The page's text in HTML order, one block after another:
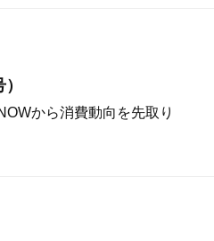
から消費動向を先取り